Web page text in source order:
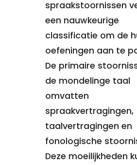
spraakstoornissen
een nauwkeurige
classificatie om de
oefeningen aan te
De primaire
de mondelinge taal
omvatten
spraakvertragingen,
taalvertragingen en
fonologische
Deze moeilijkheden